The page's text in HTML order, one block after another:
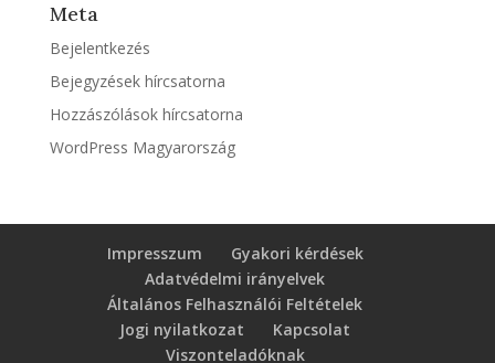
Meta
Bejelentkezés
Bejegyzések hírcsatorna
Hozzászólások hírcsatorna
WordPress Magyarország
Impresszum
Gyakori kérdések
Adatvédelmi irányelvek
Általános Felhasználói Feltételek
Jogi nyilatkozat
Kapcsolat
Viszonteladóknak